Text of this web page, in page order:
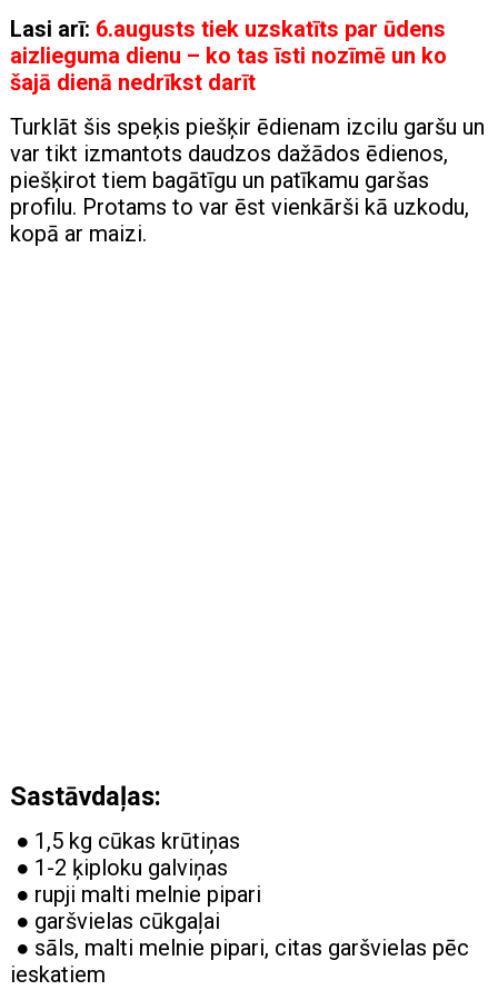
Lasi arī: 6.augusts tiek uzskatīts par ūdens
aizlieguma dienu – ko tas īsti nozīmē un ko
šajā dienā nedrīkst darīt
Turklāt šis speķis piešķir ēdienam izcilu garšu un
var tikt izmantots daudzos dažādos ēdienos,
piešķirot tiem bagātīgu un patīkamu garšas
profilu. Protams to var ēst vienkārši kā uzkodu,
kopā ar maizi.
Sastāvdaļas:
● 1,5 kg cūkas krūtiņas
● 1-2 ķiploku galviņas
● rupji malti melnie pipari
● garšvielas cūkgaļai
● sāls, malti melnie pipari, citas garšvielas pēc
ieskatiem